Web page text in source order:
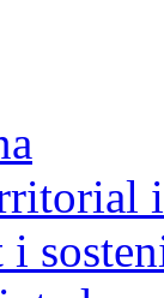
i